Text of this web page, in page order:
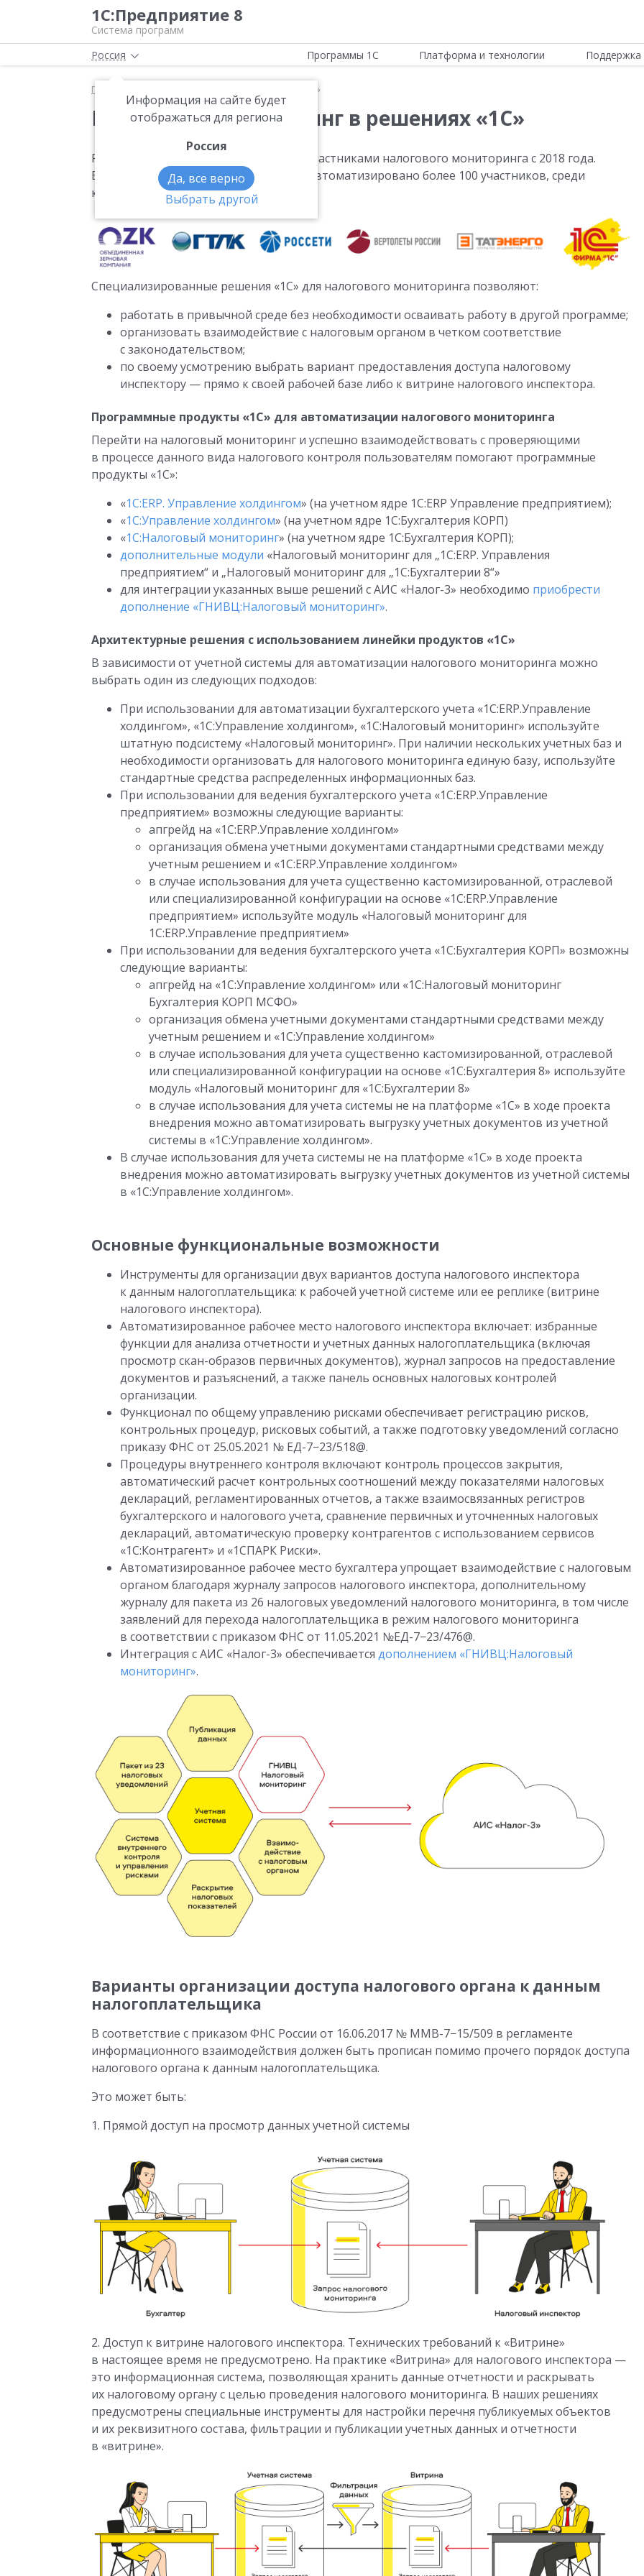
1С:Предприятие 8
Система программ
Россия
Информация на сайте будет
отображаться для региона
Россия
Да, все верно
Выбрать другой
Программы 1С Платформа и технологии Поддержка
Главная Налоговый мониторинг в решениях «1С»
Налоговый мониторинг в решениях «1С»
Решения «1С» успешно используются участниками налогового мониторинга с 2018 года.
В настоящее время на решениях «1С» автоматизировано более 100 участников, среди
которых:
Специализированные решения «1С» для налогового мониторинга позволяют:
работать в привычной среде без необходимости осваивать работу в другой программе;
организовать взаимодействие с налоговым органом в четком соответствие
с законодательством;
по своему усмотрению выбрать вариант предоставления доступа налоговому
инспектору — прямо к своей рабочей базе либо к витрине налогового инспектора.
Программные продукты «1С» для автоматизации налогового мониторинга
Перейти на налоговый мониторинг и успешно взаимодействовать с проверяющими
в процессе данного вида налогового контроля пользователям помогают программные
продукты «1С»:
«1С:ERP. Управление холдингом» (на учетном ядре 1С:ERP Управление предприятием);
«1С:Управление холдингом» (на учетном ядре 1С:Бухгалтерия КОРП)
«1С:Налоговый мониторинг» (на учетном ядре 1С:Бухгалтерия КОРП);
дополнительные модули «Налоговый мониторинг для „1С:ERP. Управления
предприятием“ и „Налоговый мониторинг для „1С:Бухгалтерии 8“»
для интеграции указанных выше решений с АИС «Налог-3» необходимо приобрести
дополнение «ГНИВЦ:Налоговый мониторинг».
Архитектурные решения с использованием линейки продуктов «1С»
В зависимости от учетной системы для автоматизации налогового мониторинга можно
выбрать один из следующих подходов:
При использовании для автоматизации бухгалтерского учета «1С:ERP.Управление
холдингом», «1С:Управление холдингом», «1С:Налоговый мониторинг» используйте
штатную подсистему «Налоговый мониторинг». При наличии нескольких учетных баз и
необходимости организовать для налогового мониторинга единую базу, используйте
стандартные средства распределенных информационных баз.
При использовании для ведения бухгалтерского учета «1С:ERP.Управление
предприятием» возможны следующие варианты:
апгрейд на «1С:ERP.Управление холдингом»
организация обмена учетными документами стандартными средствами между
учетным решением и «1С:ERP.Управление холдингом»
в случае использования для учета существенно кастомизированной, отраслевой
или специализированной конфигурации на основе «1С:ERP.Управление
предприятием» используйте модуль «Налоговый мониторинг для
1С:ERP.Управление предприятием»
При использовании для ведения бухгалтерского учета «1С:Бухгалтерия КОРП» возможны
следующие варианты:
апгрейд на «1С:Управление холдингом» или «1С:Налоговый мониторинг
Бухгалтерия КОРП МСФО»
организация обмена учетными документами стандартными средствами между
учетным решением и «1С:Управление холдингом»
в случае использования для учета существенно кастомизированной, отраслевой
или специализированной конфигурации на основе «1С:Бухгалтерия 8» используйте
модуль «Налоговый мониторинг для «1С:Бухгалтерии 8»
в случае использования для учета системы не на платформе «1С» в ходе проекта
внедрения можно автоматизировать выгрузку учетных документов из учетной
системы в «1С:Управление холдингом».
В случае использования для учета системы не на платформе «1С» в ходе проекта
внедрения можно автоматизировать выгрузку учетных документов из учетной системы
в «1С:Управление холдингом».
Основные функциональные возможности
Инструменты для организации двух вариантов доступа налогового инспектора
к данным налогоплательщика: к рабочей учетной системе или ее реплике (витрине
налогового инспектора).
Автоматизированное рабочее место налогового инспектора включает: избранные
функции для анализа отчетности и учетных данных налогоплательщика (включая
просмотр скан-образов первичных документов), журнал запросов на предоставление
документов и разъяснений, а также панель основных налоговых контролей
организации.
Функционал по общему управлению рисками обеспечивает регистрацию рисков,
контрольных процедур, рисковых событий, а также подготовку уведомлений согласно
приказу ФНС от 25.05.2021 № ЕД-7−23/518@.
Процедуры внутреннего контроля включают контроль процессов закрытия,
автоматический расчет контрольных соотношений между показателями налоговых
деклараций, регламентированных отчетов, а также взаимосвязанных регистров
бухгалтерского и налогового учета, сравнение первичных и уточненных налоговых
деклараций, автоматическую проверку контрагентов с использованием сервисов
«1С:Контрагент» и «1СПАРК Риски».
Автоматизированное рабочее место бухгалтера упрощает взаимодействие с налоговым
органом благодаря журналу запросов налогового инспектора, дополнительному
журналу для пакета из 26 налоговых уведомлений налогового мониторинга, в том числе
заявлений для перехода налогоплательщика в режим налогового мониторинга
в соответствии с приказом ФНС от 11.05.2021 №ЕД-7−23/476@.
Интеграция с АИС «Налог-3» обеспечивается дополнением «ГНИВЦ:Налоговый
мониторинг».
Варианты организации доступа налогового органа к данным
налогоплательщика
В соответствие с приказом ФНС России от 16.06.2017 № ММВ-7−15/509 в регламенте
информационного взаимодействия должен быть прописан помимо прочего порядок доступа
налогового органа к данным налогоплательщика.
Это может быть:
1. Прямой доступ на просмотр данных учетной системы
2. Доступ к витрине налогового инспектора. Технических требований к «Витрине»
в настоящее время не предусмотрено. На практике «Витрина» для налогового инспектора —
это информационная система, позволяющая хранить данные отчетности и раскрывать
их налоговому органу с целью проведения налогового мониторинга. В наших решениях
предусмотрены специальные инструменты для настройки перечня публикуемых объектов
и их реквизитного состава, фильтрации и публикации учетных данных и отчетности
в «витрине».